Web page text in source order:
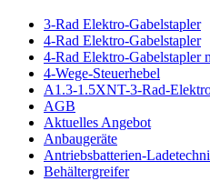
3-Rad Elektro-Gabelstapler
4-Rad Elektro-Gabelstapler
4-Rad Elektro-Gabelstapler
4-Wege-Steuerhebel
A1.3-1.5XNT-3-Rad-
AGB
Aktuelles Angebot
Anbaugeräte
Antriebsbatterien-
Behältergreifer